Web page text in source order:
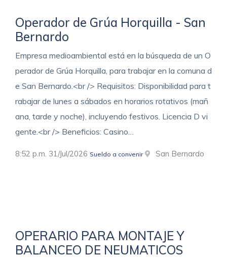
Operador de Grúa Horquilla - San
Bernardo
Empresa medioambiental está en la búsqueda de un O
perador de Grúa Horquilla, para trabajar en la comuna d
e San Bernardo.<br /> Requisitos: Disponibilidad para t
rabajar de lunes a sábados en horarios rotativos (mañ
ana, tarde y noche), incluyendo festivos. Licencia D vi
gente.<br /> Beneficios: Casino…
8:52 p.m. 31/Jul/2026 Sueldo a convenir San Bernardo
OPERARIO PARA MONTAJE Y
BALANCEO DE NEUMATICOS